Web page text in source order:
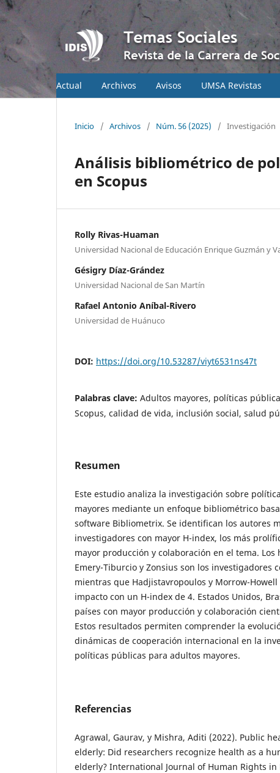
Actual Archivos Avisos UMSA Revistas
Inicio / Archivos / Núm. 56 (2025) / Investigación
Análisis bibliométrico de
en Scopus
Rolly Rivas-Huaman
Universidad Nacional de Educación Enrique Guzmán y
Gésigry Díaz-Grández
Universidad Nacional de San Martín
Rafael Antonio Aníbal-Rivero
Universidad de Huánuco
DOI: https://doi.org/10.53287/viyt6531ns47t
Palabras clave: Adultos mayores, políticas
Scopus, calidad de vida, inclusión social, salud
Resumen
Este estudio analiza la investigación sobre
mayores mediante un enfoque bibliométrico
software Bibliometrix. Se identifican los autores
investigadores con mayor H-index, los más
mayor producción y colaboración en el tema.
Emery-Tiburcio y Zonsius son los investigadores
mientras que Hadjistavropoulos y Morrow-
impacto con un H-index de 4. Estados Unidos,
países con mayor producción y colaboración
Estos resultados permiten comprender la
dinámicas de cooperación internacional en la
políticas públicas para adultos mayores.
Referencias
Agrawal, Gaurav, y Mishra, Aditi (2022). Public
elderly: Did researchers recognize health as a
elderly? International Journal of Human Rights in